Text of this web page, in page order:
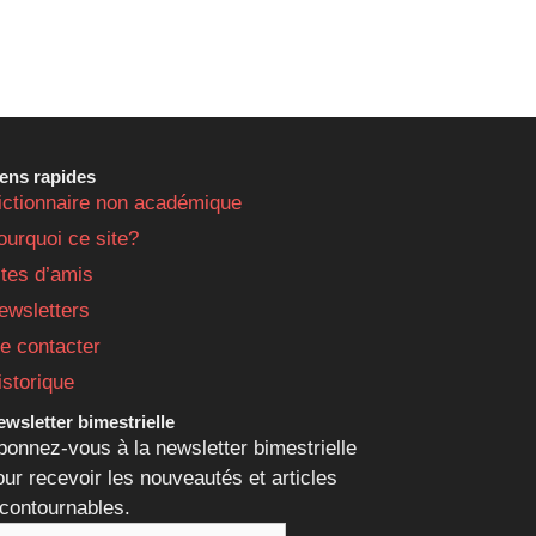
rapides
non académique
ce site?
d’amis
contacter
bimestrielle
vous à la newsletter bimestrielle
recevoir les nouveautés et articles